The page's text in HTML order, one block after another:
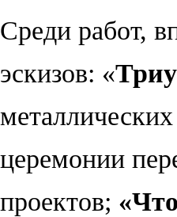
Среди работ,
эскизов: «
церемонии
проектов;